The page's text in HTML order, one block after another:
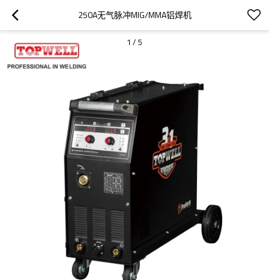
250A无气脉冲MIG/MMA铝焊机
1 / 5